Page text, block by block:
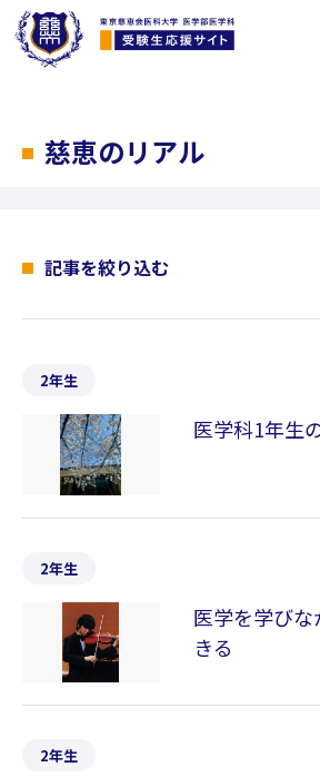
慈恵のリアル
記事を絞り込む
2年生
医学科1年生
2年生
医学を学び
きる
2年生